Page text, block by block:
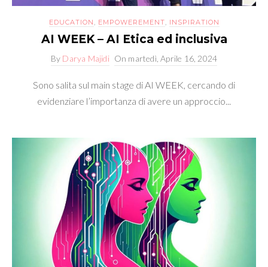
EDUCATION , EMPOWEREMENT, INSPIRATION
AI WEEK – AI Etica ed inclusiva
By Darya Majidi On martedì, Aprile 16, 2024
Sono salita sul main stage di AI WEEK, cercando di
evidenziare l’importanza di avere un approccio...